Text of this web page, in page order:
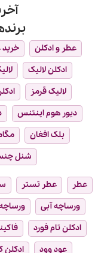
عطر و ادکلن خرید
ادکلن لالیک
لالیک قرمز
دیور هوم اینتنس
بلک افغان
شنل
عطر عطر تستر
ورساچه آبی
ادکلن تام فورد
عود وود
ادکلن